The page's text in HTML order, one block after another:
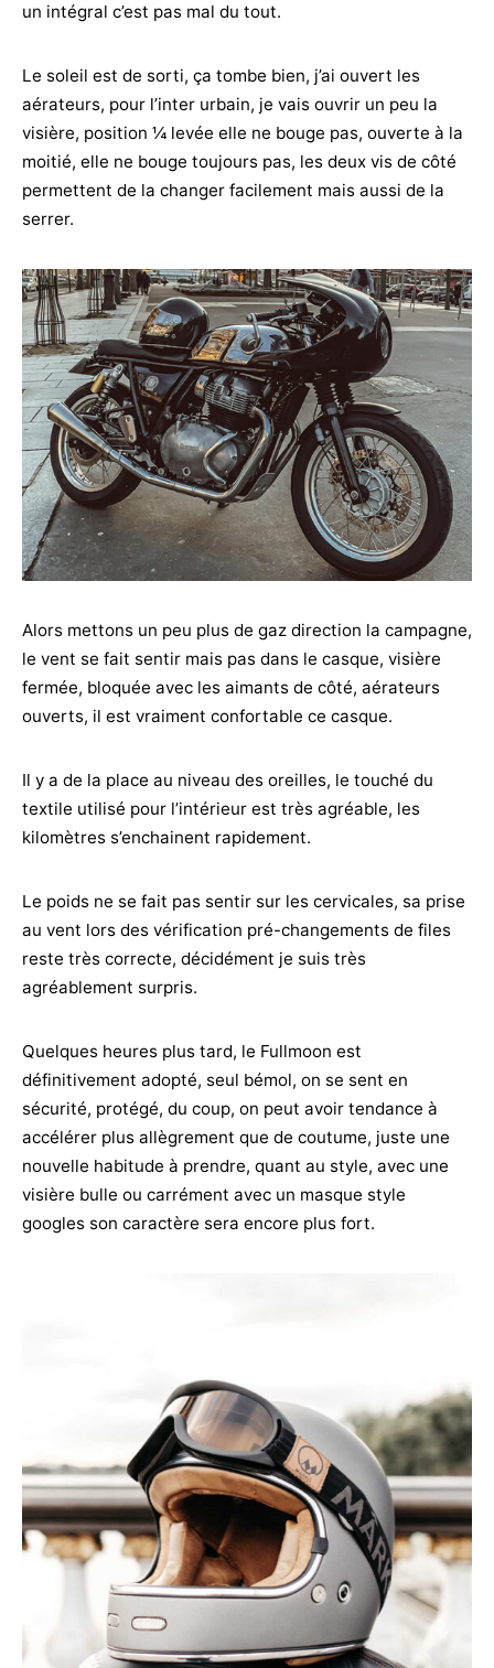
un intégral c’est pas mal du tout.
Le soleil est de sorti, ça tombe bien, j’ai ouvert les
aérateurs, pour l’inter urbain, je vais ouvrir un peu la
visière, position ¼ levée elle ne bouge pas, ouverte à la
moitié, elle ne bouge toujours pas, les deux vis de côté
permettent de la changer facilement mais aussi de la
serrer.
Alors mettons un peu plus de gaz direction la campagne,
le vent se fait sentir mais pas dans le casque, visière
fermée, bloquée avec les aimants de côté, aérateurs
ouverts, il est vraiment confortable ce casque.
Il y a de la place au niveau des oreilles, le touché du
textile utilisé pour l’intérieur est très agréable, les
kilomètres s’enchainent rapidement.
Le poids ne se fait pas sentir sur les cervicales, sa prise
au vent lors des vérification pré-changements de files
reste très correcte, décidément je suis très
agréablement surpris.
Quelques heures plus tard, le Fullmoon est
définitivement adopté, seul bémol, on se sent en
sécurité, protégé, du coup, on peut avoir tendance à
accélérer plus allègrement que de coutume, juste une
nouvelle habitude à prendre, quant au style, avec une
visière bulle ou carrément avec un masque style
googles son caractère sera encore plus fort.